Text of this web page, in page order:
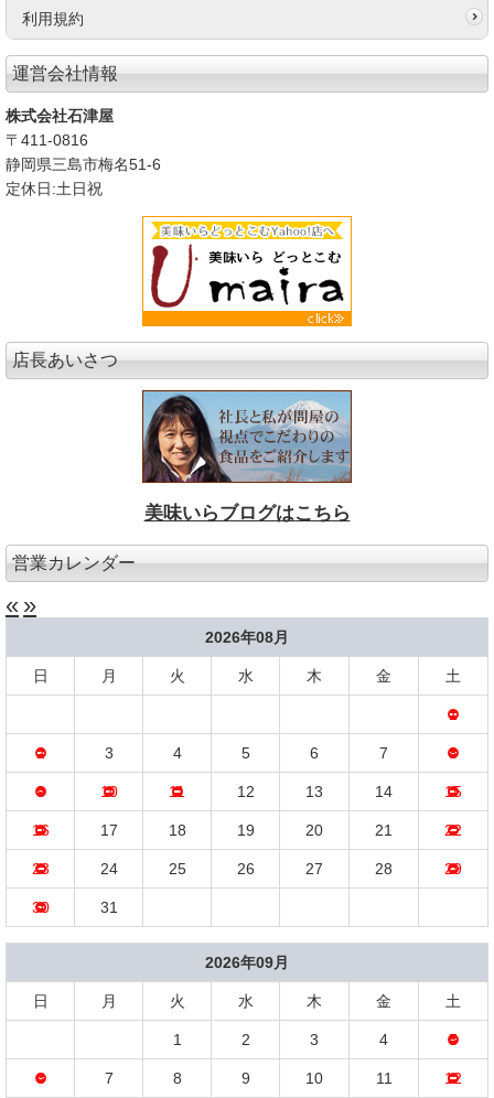
利用規約
運営会社情報
株式会社石津屋
〒411-0816
静岡県三島市梅名51-6
定休日:土日祝
店長あいさつ
美味いらブログはこちら
営業カレンダー
« »
2026年08月
日 月 火 水 木 金 土
1
2 3 4 5 6 7 8
9 10 11 12 13 14 15
16 17 18 19 20 21 22
23 24 25 26 27 28 29
30 31
2026年09月
日 月 火 水 木 金 土
1 2 3 4 5
6 7 8 9 10 11 12